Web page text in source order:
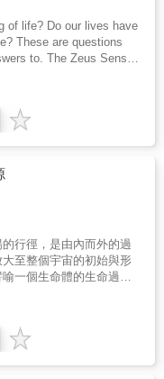
什麼玄奧學問，它不過
或稱星曜組合排列統計
學方法，亦無嚴謹邏輯
，不必太過認真，應以
八卦聊天，以滿足對玄
心靈導師，以提升個人
種休閒娛樂，如同看電
懸疑、刺激，以及身歷
性，但影響一個人榮辱
一古腦兒，對它抱持執
可讓其干擾生活步調，
整天神經兮兮。了解一
，或是解決個人生活困
正統學術，唯有透過正
，發現問題，解決問
道路。
of life? Do our lives have
These are questions
to. The Zeus Sensor
Shu. Its main
Chart, akin to a road
combined, that
points in the celestial
and their
exact moment of birth.
Sensor is a complex
of interpretation that
blueprint of our lives by
our past, present and
interpretations within
the stars feature English
with the fourteen
the names of
行徑，是由內而外的過
至整個宇宙的初始與形
一個生命體的生命過
佈局的陣勢，可體會大
由外往內軌跡順序